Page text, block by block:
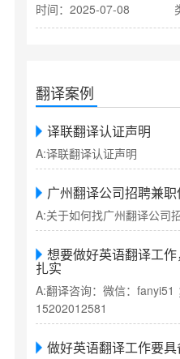
时间：2025-07-08
翻译案例
译联翻译认证声明
A:译联翻译认证声明
广州翻译公司招聘兼职
A:关于如何找广州翻译公司
想要做好英语翻译工
扎实
A:翻译咨询：微信：fanyi51
15202012581
做好英语翻译工作要